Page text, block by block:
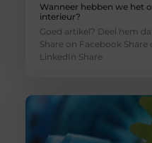
Wanneer hebben we het
interieur?
Goed artikel? Deel hem
Share on Facebook
LinkedIn Share